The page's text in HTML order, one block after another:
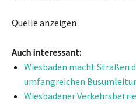
Quelle anzeigen
Auch interessant:
Wiesbaden macht Straßen
umfangreichen
Wiesbadener